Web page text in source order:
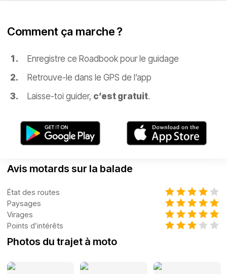
Comment ça marche ?
Enregistre ce Roadbook pour le guidage
Retrouve-le dans le GPS de l’app
Laisse-toi guider, c’est gratuit.
Avis motards sur la balade
État des routes
Paysages
Virages
Points d’intérêts
Photos du trajet à moto